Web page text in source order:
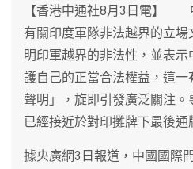
【香港中通社8月3日電】
有關印度軍隊非法越界的立
明印軍越界的非法性，並表
護自己的正當合法權益，這
聲明」，旋即引發廣泛關注
已經接近於對印攤牌下最後通
據央廣網3日報道，中國國際